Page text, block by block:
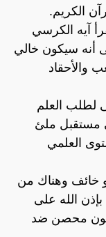
الكريم.
آيه الكرسي
أنه سيكون خالي
والأحقاد
لطلب العلم
مستقبل ملئ
العلمي
خائف وهناك من
الله على
محصن ضد